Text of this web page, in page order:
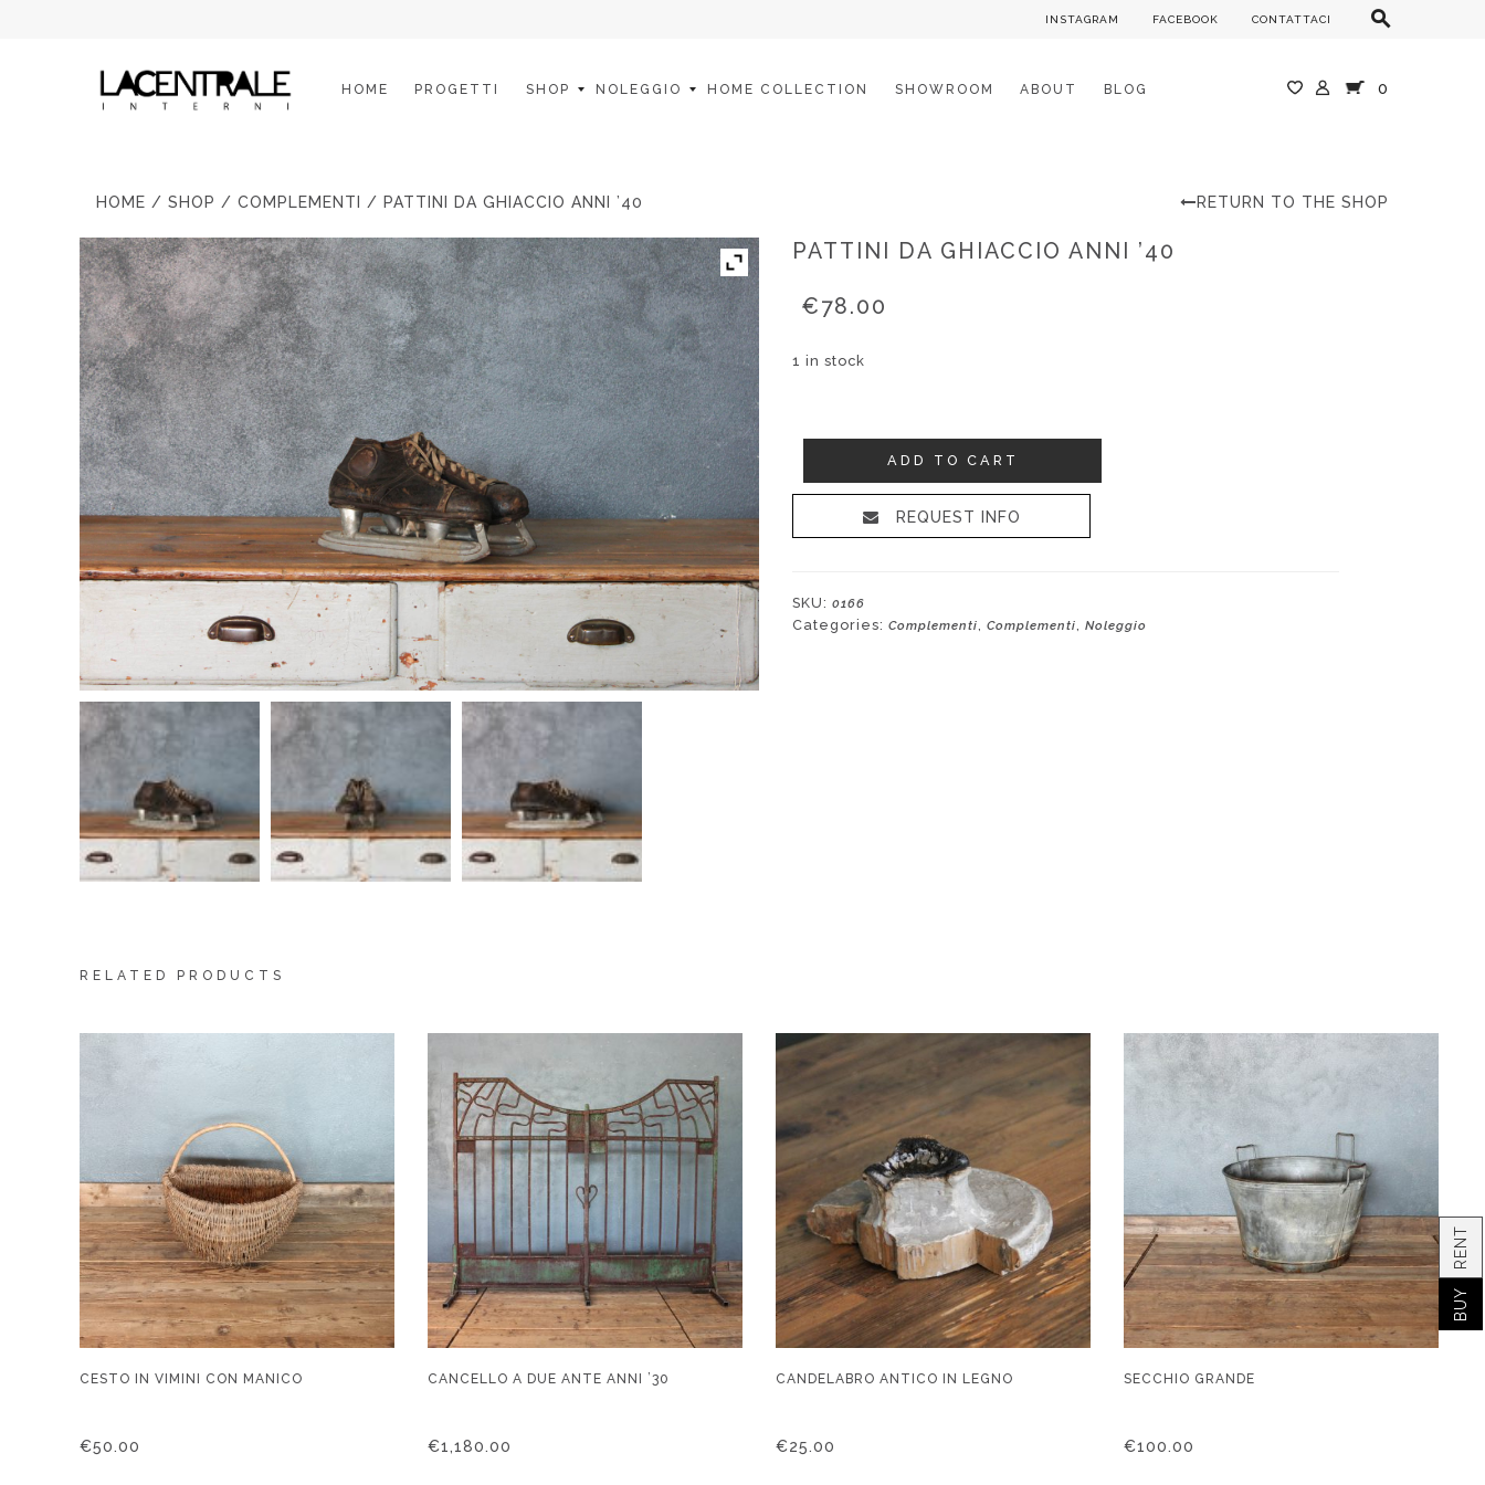
INSTAGRAM FACEBOOK CONTATTACI
HOME PROGETTI SHOP NOLEGGIO HOME COLLECTION SHOWROOM ABOUT BLOG 0
HOME / SHOP / COMPLEMENTI / PATTINI DA GHIACCIO ANNI ’40 RETURN TO THE SHOP
PATTINI DA GHIACCIO ANNI ’40
€78.00
1 in stock
ADD TO CART
REQUEST INFO
SKU: 0166
Categories: Complementi, Complementi, Noleggio
CESTO IN VIMINI CON MANICO
€50.00
CANCELLO A DUE ANTE ANNI ’30
€1,180.00
CANDELABRO ANTICO IN LEGNO
€25.00
SECCHIO GRANDE
€100.00